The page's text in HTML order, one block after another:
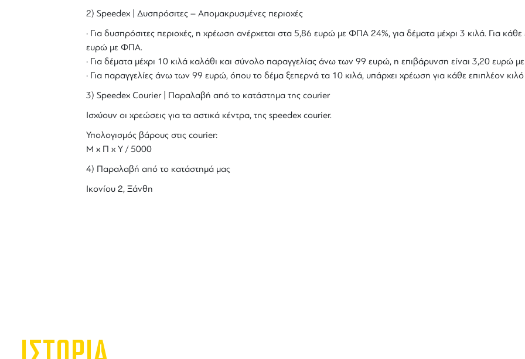
2) Speedex | Δυσπρόσιτες – Απομακρυσμένες περιοχές
· Για δυσπρόσιτες περιοχές, η χρέωση ανέρχεται στα 5,86 ευρώ με ΦΠΑ 24%, για δέματα μέχρι 3 κιλά. Για
ευρώ με ΦΠΑ.
· Για δέματα μέχρι 10 κιλά καλάθι και σύνολο παραγγελίας άνω των 99 ευρώ, η επιβάρυνση είναι 3,20 ευρώ
· Για παραγγελίες άνω των 99 ευρώ, όπου το δέμα ξεπερνά τα 10 κιλά, υπάρχει χρέωση για κάθε επιπλέον
3) Speedex Courier | Παραλαβή από το κατάστημα της courier
Ισχύουν οι χρεώσεις για τα αστικά κέντρα, της speedex courier.
Υπολογισμός βάρους στις courier:
Μ x Π x Y / 5000
4) Παραλαβή από το κατάστημά μας
Ικονίου 2, Ξάνθη